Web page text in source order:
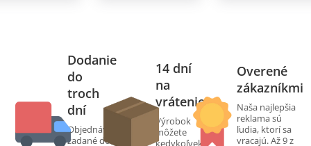
Dodanie
do
troch
dní
Objednávky
zadané do
14 dní
na
vrátenie
Výrobok
môžete
kedykoľvek
Overené
zákazníkmi
Naša najlepšia
reklama sú
ľudia, ktorí sa
vracajú. Až 9 z